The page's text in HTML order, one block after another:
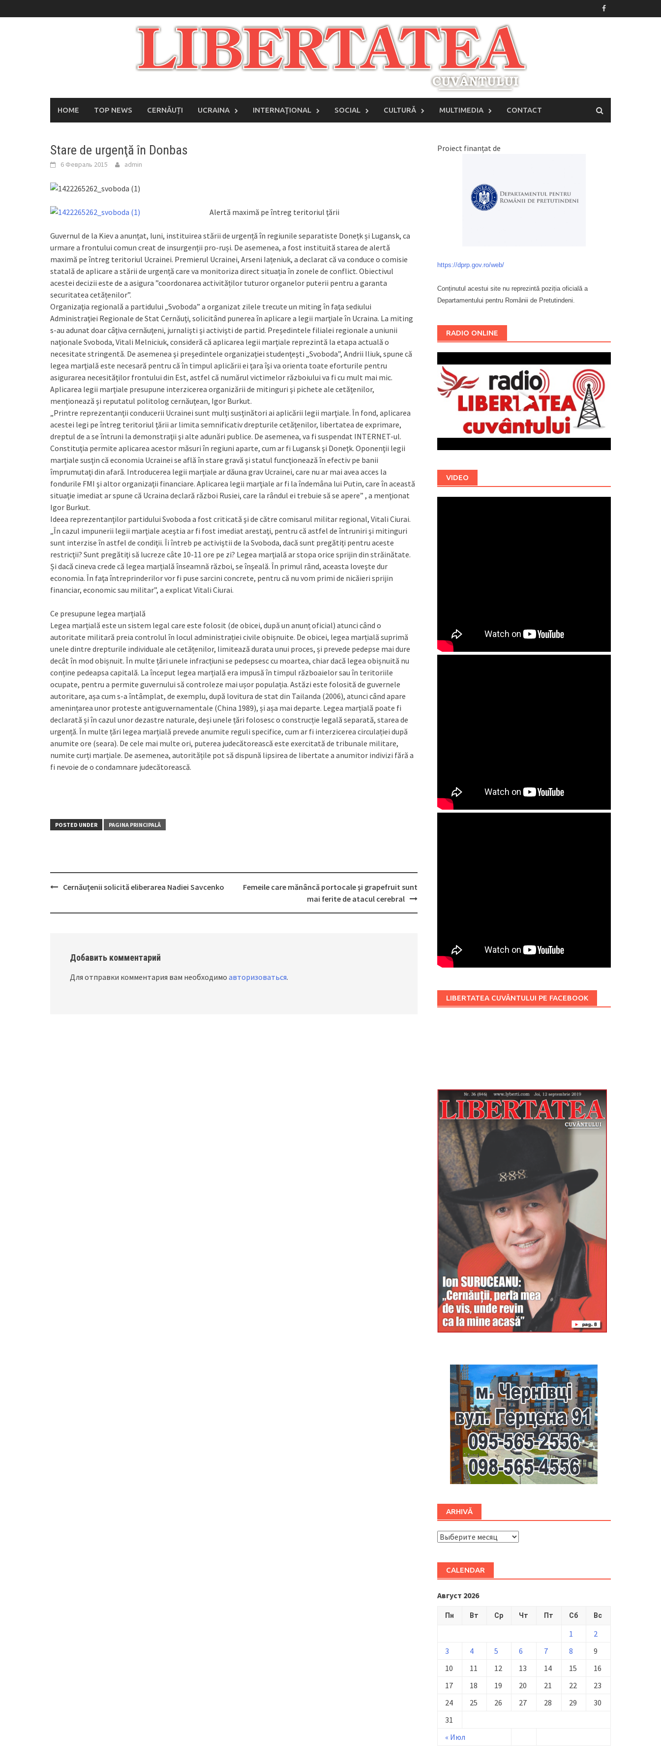
to
HOME TOP NEWS CERNĂUȚI UCRAINA INTERNAŢIONAL SOCIAL CULTURĂ MULTIMEDIA CONTACT
Stare de urgenţă în Donbas
6 Февраль 2015 admin
Alertă maximă pe întreg teritoriul ţării
Guvernul de la Kiev a anunțat, luni, instituirea stării de urgență în regiunile separatiste Donețk și Lugansk, ca
urmare a frontului comun creat de insurgenții pro-ruși. De asemenea, a fost instituită starea de alertă
maximă pe întreg teritoriul Ucrainei. Premierul Ucrainei, Arseni Iațeniuk, a declarat că va conduce o comisie
statală de aplicare a stării de urgență care va monitoriza direct situația în zonele de conflict. Obiectivul
acestei decizii este de a asigura ”coordonarea activităților tuturor organelor puterii pentru a garanta
securitatea cetățenilor”.
Organizaţia regională a partidului „Svoboda” a organizat zilele trecute un miting în faţa sediului
Administraţiei Regionale de Stat Cernăuţi, solicitând punerea în aplicare a legii marţiale în Ucraina. La miting
s-au adunat doar câţiva cernăuţeni, jurnalişti şi activişti de partid. Preşedintele filialei regionale a uniunii
naţionale Svoboda, Vitali Melniciuk, consideră că aplicarea legii marţiale reprezintă la etapa actuală o
necesitate stringentă. De asemenea şi preşedintele organizaţiei studenţeşti „Svoboda”, Andrii Iliuk, spune că
legea marţială este necesară pentru că în timpul aplicării ei ţara îşi va orienta toate eforturile pentru
asigurarea necesităţilor frontului din Est, astfel că numărul victimelor războiului va fi cu mult mai mic.
Aplicarea legii marţiale presupune interzicerea organizării de mitinguri şi pichete ale cetăţenilor,
menţionează şi reputatul politolog cernăuţean, Igor Burkut.
„Printre reprezentanţii conducerii Ucrainei sunt mulţi susţinători ai aplicării legii marţiale. În fond, aplicarea
acestei legi pe întreg teritoriul ţării ar limita semnificativ drepturile cetăţenilor, libertatea de exprimare,
dreptul de a se întruni la demonstraţii şi alte adunări publice. De asemenea, va fi suspendat INTERNET-ul.
Constituţia permite aplicarea acestor măsuri în regiuni aparte, cum ar fi Lugansk şi Doneţk. Oponenţii legii
marţiale susţin că economia Ucrainei se află în stare gravă şi statul funcţionează în efectiv pe banii
împrumutaţi din afară. Introducerea legii marţiale ar dăuna grav Ucrainei, care nu ar mai avea acces la
fondurile FMI şi altor organizaţii financiare. Aplicarea legii marţiale ar fi la îndemâna lui Putin, care în această
situaţie imediat ar spune că Ucraina declară război Rusiei, care la rândul ei trebuie să se apere” , a menţionat
Igor Burkut.
Ideea reprezentanţilor partidului Svoboda a fost criticată şi de către comisarul militar regional, Vitali Ciurai.
„În cazul impunerii legii marţiale aceştia ar fi fost imediat arestaţi, pentru că astfel de întruniri şi mitinguri
sunt interzise în astfel de condiţii. Îi întreb pe activiştii de la Svoboda, dacă sunt pregătiţi pentru aceste
restricţii? Sunt pregătiţi să lucreze câte 10-11 ore pe zi? Legea marţială ar stopa orice sprijin din străinătate.
Și dacă cineva crede că legea marțială înseamnă război, se înşeală. În primul rând, aceasta loveşte dur
economia. În faţa întreprinderilor vor fi puse sarcini concrete, pentru că nu vom primi de nicăieri sprijin
financiar, economic sau militar”, a explicat Vitali Ciurai.
Ce presupune legea marțială
Legea marțială este un sistem legal care este folosit (de obicei, după un anunț oficial) atunci când o
autoritate militară preia controlul în locul administrației civile obișnuite. De obicei, legea marțială suprimă
unele dintre drepturile individuale ale cetățenilor, limitează durata unui proces, și prevede pedepse mai dure
decât în mod obișnuit. În multe țări unele infracțiuni se pedepsesc cu moartea, chiar dacă legea obișnuită nu
conține pedeapsa capitală. La început legea marțială era impusă în timpul războaielor sau în teritoriile
ocupate, pentru a permite guvernului să controleze mai ușor populația. Astăzi este folosită de guvernele
autoritare, așa cum s-a întâmplat, de exemplu, după lovitura de stat din Tailanda (2006), atunci când apare
amenințarea unor proteste antiguvernamentale (China 1989), și așa mai departe. Legea marțială poate fi
declarată și în cazul unor dezastre naturale, deși unele țări folosesc o construcție legală separată, starea de
urgență. În multe țări legea marțială prevede anumite reguli specifice, cum ar fi interzicerea circulației după
anumite ore (seara). De cele mai multe ori, puterea judecătorească este exercitată de tribunale militare,
numite curți marțiale. De asemenea, autoritățile pot să dispună lipsirea de libertate a anumitor indivizi fără a
fi nevoie de o condamnare judecătorească.
POSTED UNDER PAGINA PRINCIPALĂ
navigation
Cernăuţenii solicită eliberarea Nadiei Savcenko
Femeile care mănâncă portocale şi grapefruit sunt
mai ferite de atacul cerebral
Добавить комментарий
Для отправки комментария вам необходимо авторизоваться.
Proiect finanțat de
https://dprp.gov.ro/web/
Conținutul acestui site nu reprezintă poziția oficială a
Departamentului pentru Românii de Pretutindeni.
RADIO ONLINE
VIDEO
LIBERTATEA CUVÂNTULUI PE FACEBOOK
ARHIVĂ
ARHIVĂ
CALENDAR
Август 2026
Пн Вт Ср Чт Пт Сб Вс
« Июл
1
2
3
4 5 6 7 8
9
10
11 12 13 14 15
16
17
18 19 20 21 22
23
24
25 26 27 28 29
30
31